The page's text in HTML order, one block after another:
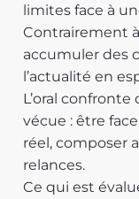
limites face à
Contrairement
accumuler des
l’actualité en
L’oral
vécue : être
réel, composer
relances.
Ce qui est